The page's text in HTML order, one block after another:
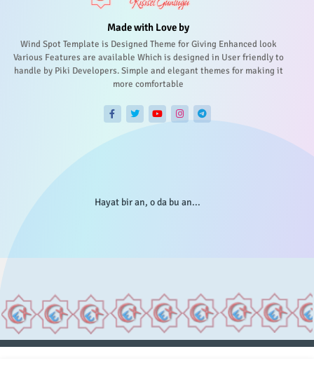
Made with Love by
Wind Spot Template is Designed Theme for Giving Enhanced look
Various Features are available Which is designed in User friendly to
handle by Piki Developers. Simple and elegant themes for making it
more comfortable
Hayat bir an, o da bu an...